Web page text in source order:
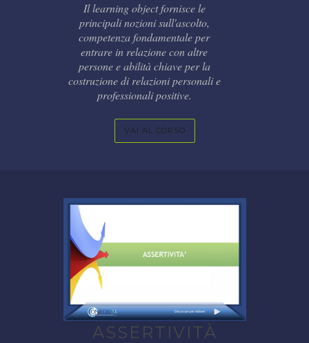
Il learning object fornisce le
principali nozioni sull'ascolto,
competenza fondamentale per
entrare in relazione con altre
persone e abilità chiave per la
costruzione di relazioni personali e
professionali positive.
VAI AL CORSO
ASSERTIVITÀ